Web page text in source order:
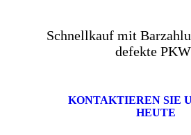
Schnellkauf mit
defekte
KONTAKTIEREN SIE
HEUTE